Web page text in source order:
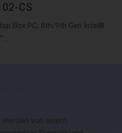
CS
Box PC, 8th/9th Gen Intel®
von einem